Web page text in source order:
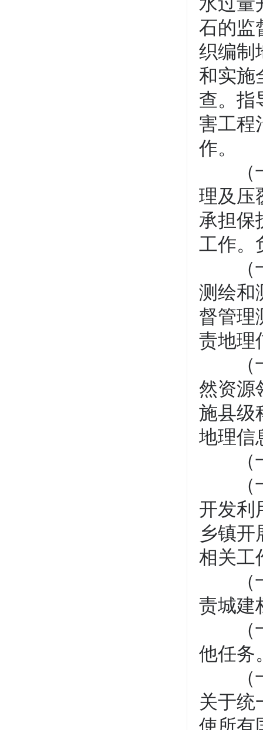
石的监
织编制
和实施
查。指
害工程
作。
（十
理及压
承担保
工作。
（十
测绘和
督管理
责地理
（十
然资源
施县级
地理信
（十
（十
开发利
乡镇开
相关工
（十
责城建
（十
他任务
（十
关于统